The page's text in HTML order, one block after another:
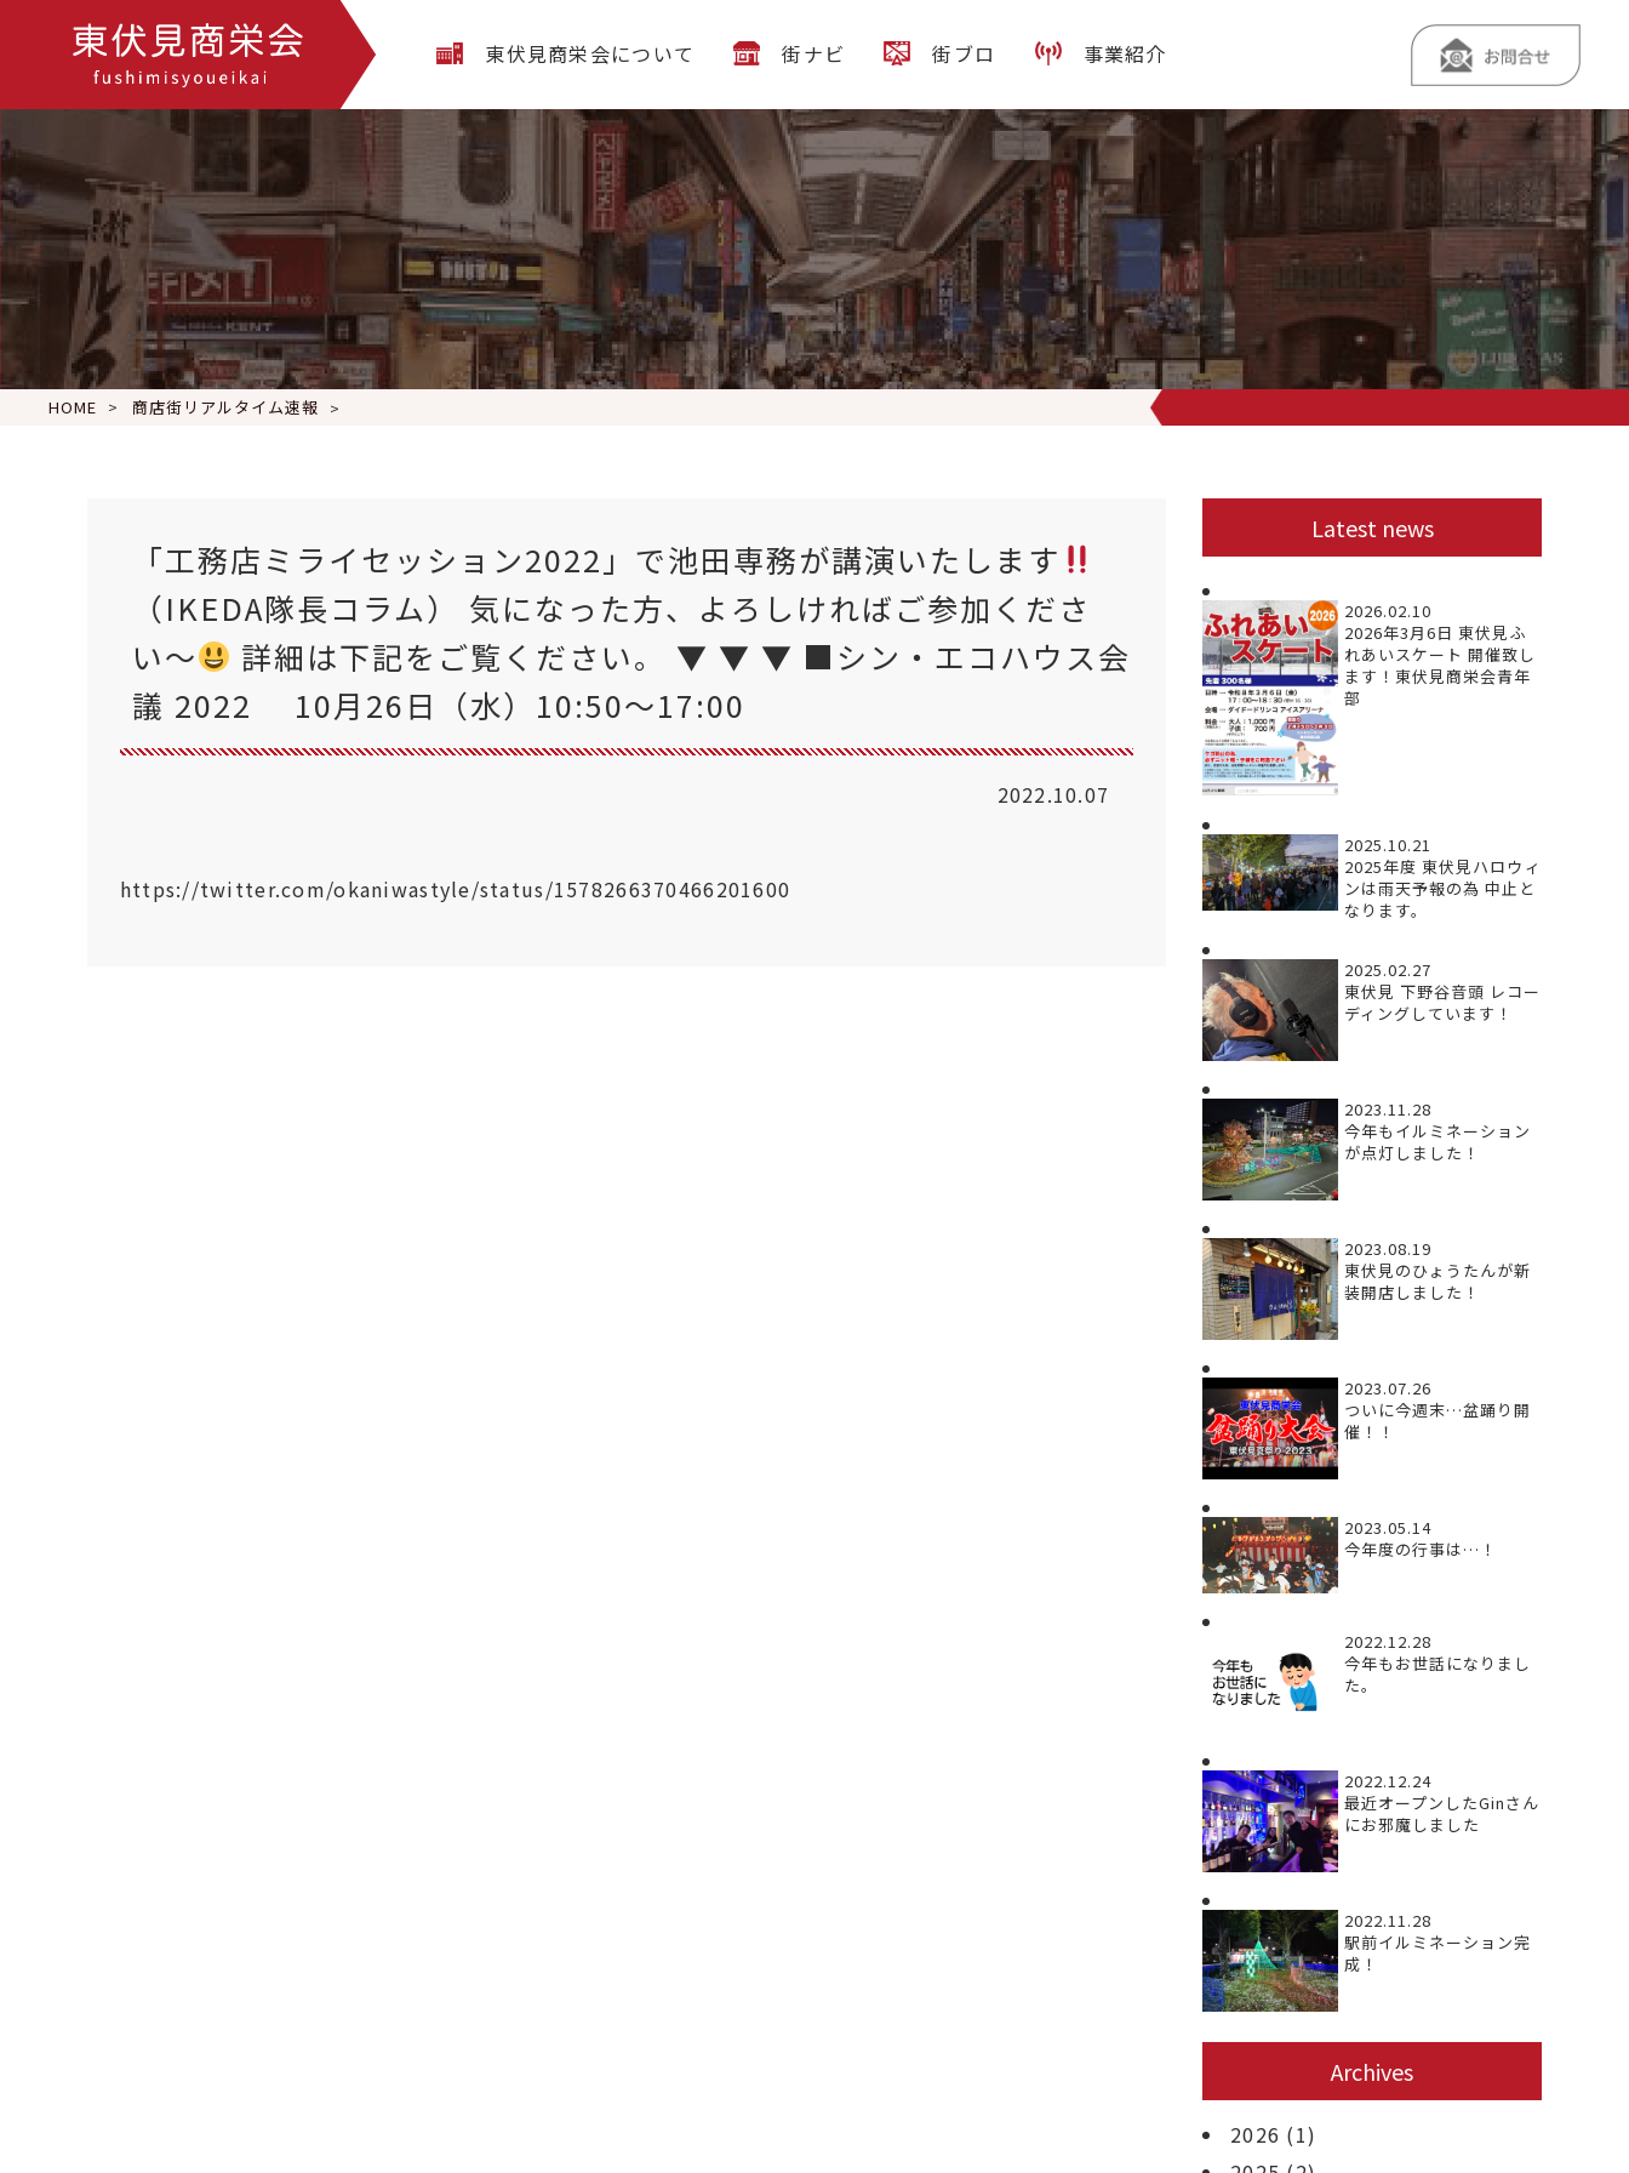
東伏見商栄会について 街ナビ 街ブロ 事業紹介
HOME 商店街リアルタイム速報 （IKEDA隊長コラム） 気になった方、よろしければご参加ください〜
「工務店ミライセッション2022」で池田専務が講演いたします
（IKEDA隊長コラム） 気になった方、よろしければご参加くださ
い〜
詳細は下記をご覧ください。 ▼ ▼ ▼ ■シン・エコハウス会
議 2022 10月26日（水）10:50～17:00
2022.10.07
https://twitter.com/okaniwastyle/status/1578266370466201600
Latest news
2026.02.10
2026年3月6日 東伏見ふ
れあいスケート 開催致し
ます！東伏見商栄会青年
部
2025.10.21
2025年度 東伏見ハロウィ
ンは雨天予報の為 中止と
なります。
2025.02.27
東伏見 下野谷音頭 レコー
ディングしています！
2023.11.28
今年もイルミネーション
が点灯しました！
2023.08.19
東伏見のひょうたんが新
装開店しました！
2023.07.26
ついに今週末…盆踊り開
催！！
2023.05.14
今年度の行事は…！
2022.12.28
今年もお世話になりまし
た。
2022.12.24
最近オープンしたGinさん
にお邪魔しました
2022.11.28
駅前イルミネーション完
成！
Archives
2026 (1)